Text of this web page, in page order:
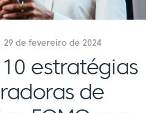
29 de fevereiro de 2024
estratégias
de